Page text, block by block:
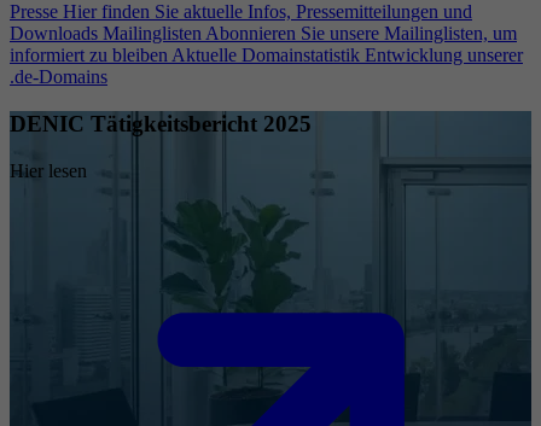
Presse Hier finden Sie aktuelle Infos, Pressemitteilungen und
Downloads Mailinglisten Abonnieren Sie unsere Mailinglisten, um
informiert zu bleiben Aktuelle Domainstatistik Entwicklung unserer
.de-Domains
DENIC Tätigkeitsbericht 2025
Hier lesen